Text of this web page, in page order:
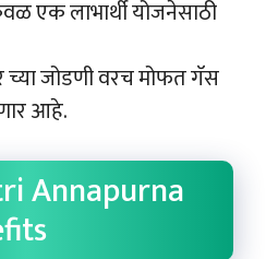
एक लाभार्थी योजनेसाठी
च्या जोडणी वरच मोफत गॅस
आहे.
Annapurna